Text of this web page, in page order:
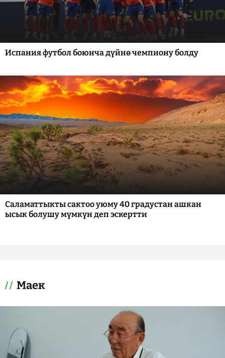
Испания футбол боюнча дүйнө чемпиону болду
Саламаттыкты сактоо уюму 40 градустан ашкан
ысык болушу мүмкүн деп эскертти
Маек